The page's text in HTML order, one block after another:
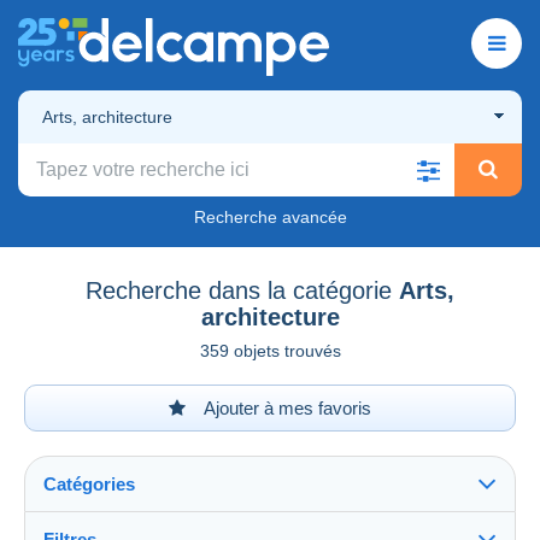
Arts, architecture
Recherche avancée
Recherche dans la catégorie Arts,
architecture
359 objets trouvés
Ajouter à mes favoris
Catégories